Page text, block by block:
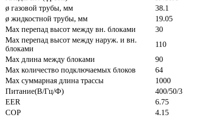
ø газовой трубы, мм
38.1
ø жидкостной трубы, мм
19.05
Max перепад высот между вн. блоками
30
Max перепад высот между наруж. и вн.
блоками
110
Max длина между блоками
90
Max количество подключаемых блоков
64
Max суммарная длина трассы
1000
Питание(В/Гц/Ф)
400/50/3
EER
6.75
COP
4.15